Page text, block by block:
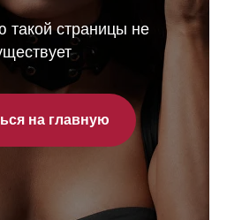
такой страницы не
на главную